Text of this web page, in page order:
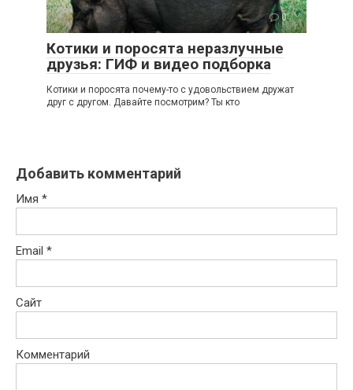
0
Котики и поросята неразлучные
друзья: ГИФ и видео подборка
Котики и поросята почему-то с удовольствием дружат
друг с другом. Давайте посмотрим? Ты кто
Добавить комментарий
Имя *
Email *
Сайт
Комментарий